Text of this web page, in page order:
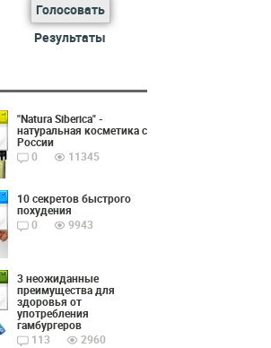
Голосовать
Результаты
"Natura Siberica" -
натуральная косметика с
России
0
11345
10 секретов быстрого
похудения
0
9943
3 неожиданные
преимущества для
здоровья от
употребления
гамбургеров
113
2960